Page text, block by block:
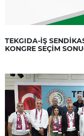
TEKGIDA-İŞ
KONGRE SEÇİM